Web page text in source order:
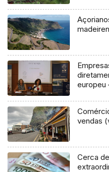
europeu
vendas
Cerca